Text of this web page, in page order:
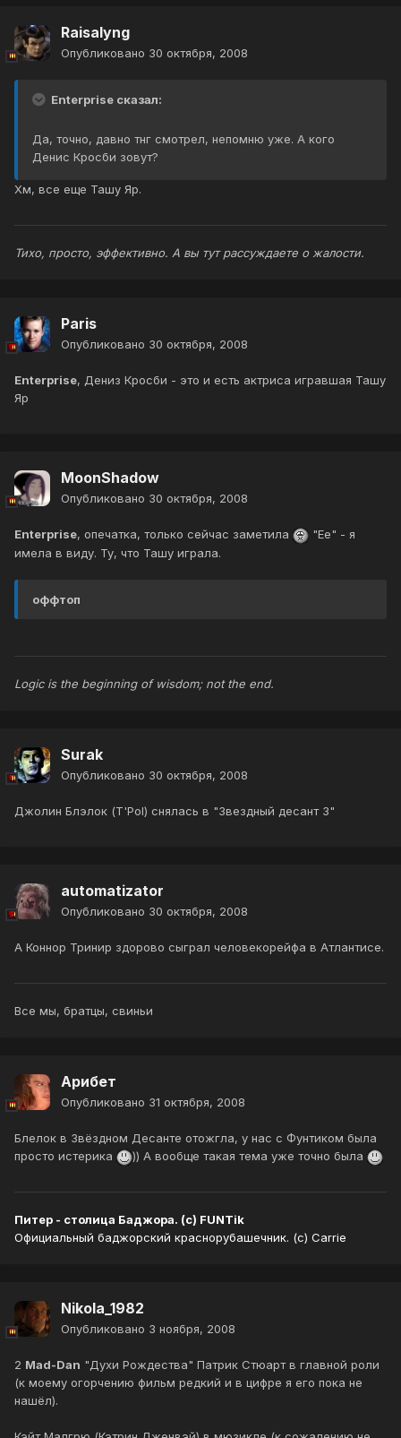
Raisalyng
Опубликовано 30 октября, 2008
Enterprise сказал:
Да, точно, давно тнг смотрел, непомню уже. А кого
Денис Кросби зовут?
Хм, все еще Ташу Яр.
Тихо, просто, эффективно. А вы тут рассуждаете о жалости.
Paris
Опубликовано 30 октября, 2008
Enterprise, Дениз Кросби - это и есть актриса игравшая Ташу
Яр
MoonShadow
Опубликовано 30 октября, 2008
Enterprise, опечатка, только сейчас заметила
"Ее" - я
имела в виду. Ту, что Ташу играла.
оффтоп
Logic is the beginning of wisdom; not the end.
Surak
Опубликовано 30 октября, 2008
Джолин Блэлок (T'Pol) снялась в "Звездный десант 3"
automatizator
Опубликовано 30 октября, 2008
А Коннор Тринир здорово сыграл человекорейфа в Атлантисе.
Все мы, братцы, свиньи
Арибет
Опубликовано 31 октября, 2008
Блелок в Звёздном Десанте отожгла, у нас с Фунтиком была
просто истерика
)) А вообще такая тема уже точно была
Питер - столица Баджора. (с) FUNTik
Официальный баджорский краснорубашечник. (с) Carrie
Nikola_1982
Опубликовано 3 ноября, 2008
2 Mad-Dan "Духи Рождества" Патрик Стюарт в главной роли
(к моему огорчению фильм редкий и в цифре я его пока не
нашёл).